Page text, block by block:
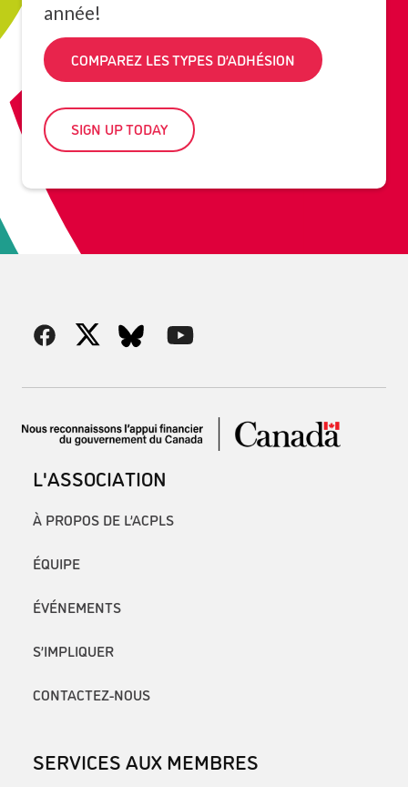
année!
COMPAREZ LES TYPES D’ADHÉSION
SIGN UP TODAY
L'ASSOCIATION
À PROPOS DE L’ACPLS
ÉQUIPE
ÉVÉNEMENTS
S’IMPLIQUER
CONTACTEZ-NOUS
SERVICES AUX MEMBRES